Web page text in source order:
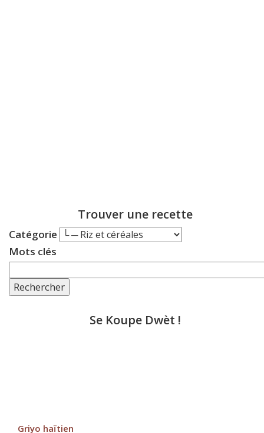
Trouver une recette
Catégorie
Mots clés
Rechercher
Se Koupe Dwèt !
Griyo haïtien